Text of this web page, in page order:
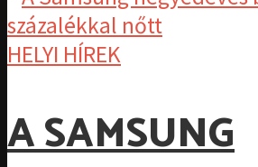
HELYI HÍREK
A SAMSUNG